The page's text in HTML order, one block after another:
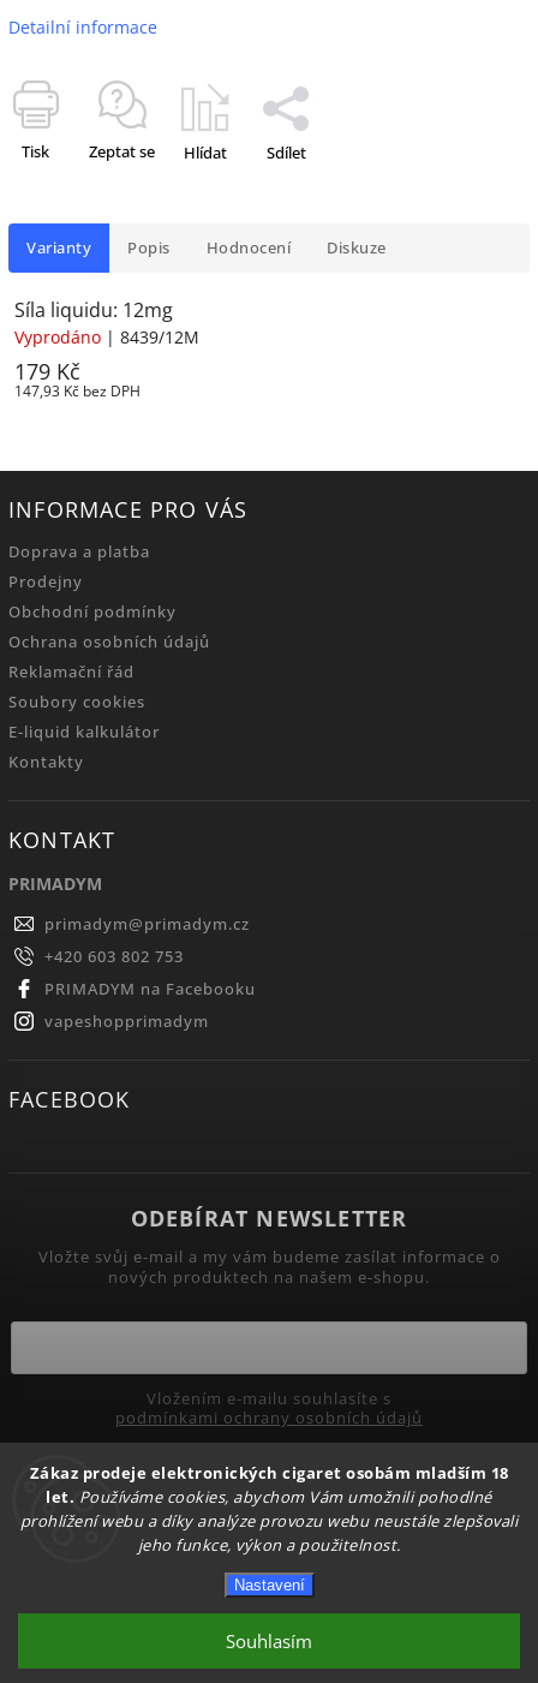
Zákaz prodeje elektronických cigaret osobám mladším 18
let. Používáme cookies, abychom Vám umožnili pohodlné
prohlížení webu a díky analýze provozu webu neustále zlepšovali
jeho funkce, výkon a použitelnost.
Nastavení
Souhlasím
Detailní informace
Tisk Zeptat se Hlídat Sdílet
Varianty Popis Hodnocení Diskuze
Síla liquidu: 12mg
Vyprodáno | 8439/12M
179 Kč
147,93 Kč bez DPH
INFORMACE PRO VÁS
Doprava a platba
Prodejny
Obchodní podmínky
Ochrana osobních údajů
Reklamační řád
Soubory cookies
E-liquid kalkulátor
Kontakty
KONTAKT
PRIMADYM
primadym@primadym.cz
+420 603 802 753
PRIMADYM na Facebooku
vapeshopprimadym
FACEBOOK
ODEBÍRAT NEWSLETTER
Vložte svůj e-mail a my vám budeme zasílat informace o
nových produktech na našem e-shopu.
podmínkami ochrany osobních údajů
Přihlásit se
Upravit nastavení cookies
| Design